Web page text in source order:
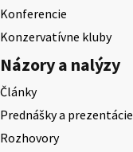
Konferencie
Konzervatívne kluby
Názory a nalýzy
Články
Prednášky a prezentácie
Rozhovory